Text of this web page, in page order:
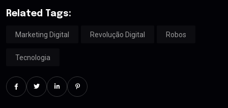
Related Tags:
Marketing Digital Revolução Digital Robos
Tecnologia